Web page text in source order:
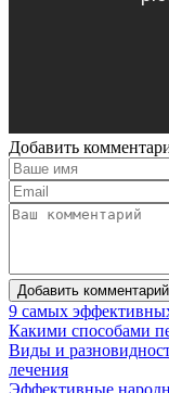
Добавить
Добавить комментарий
9 самых
Какими способами
Виды и
лечения
Эффективные